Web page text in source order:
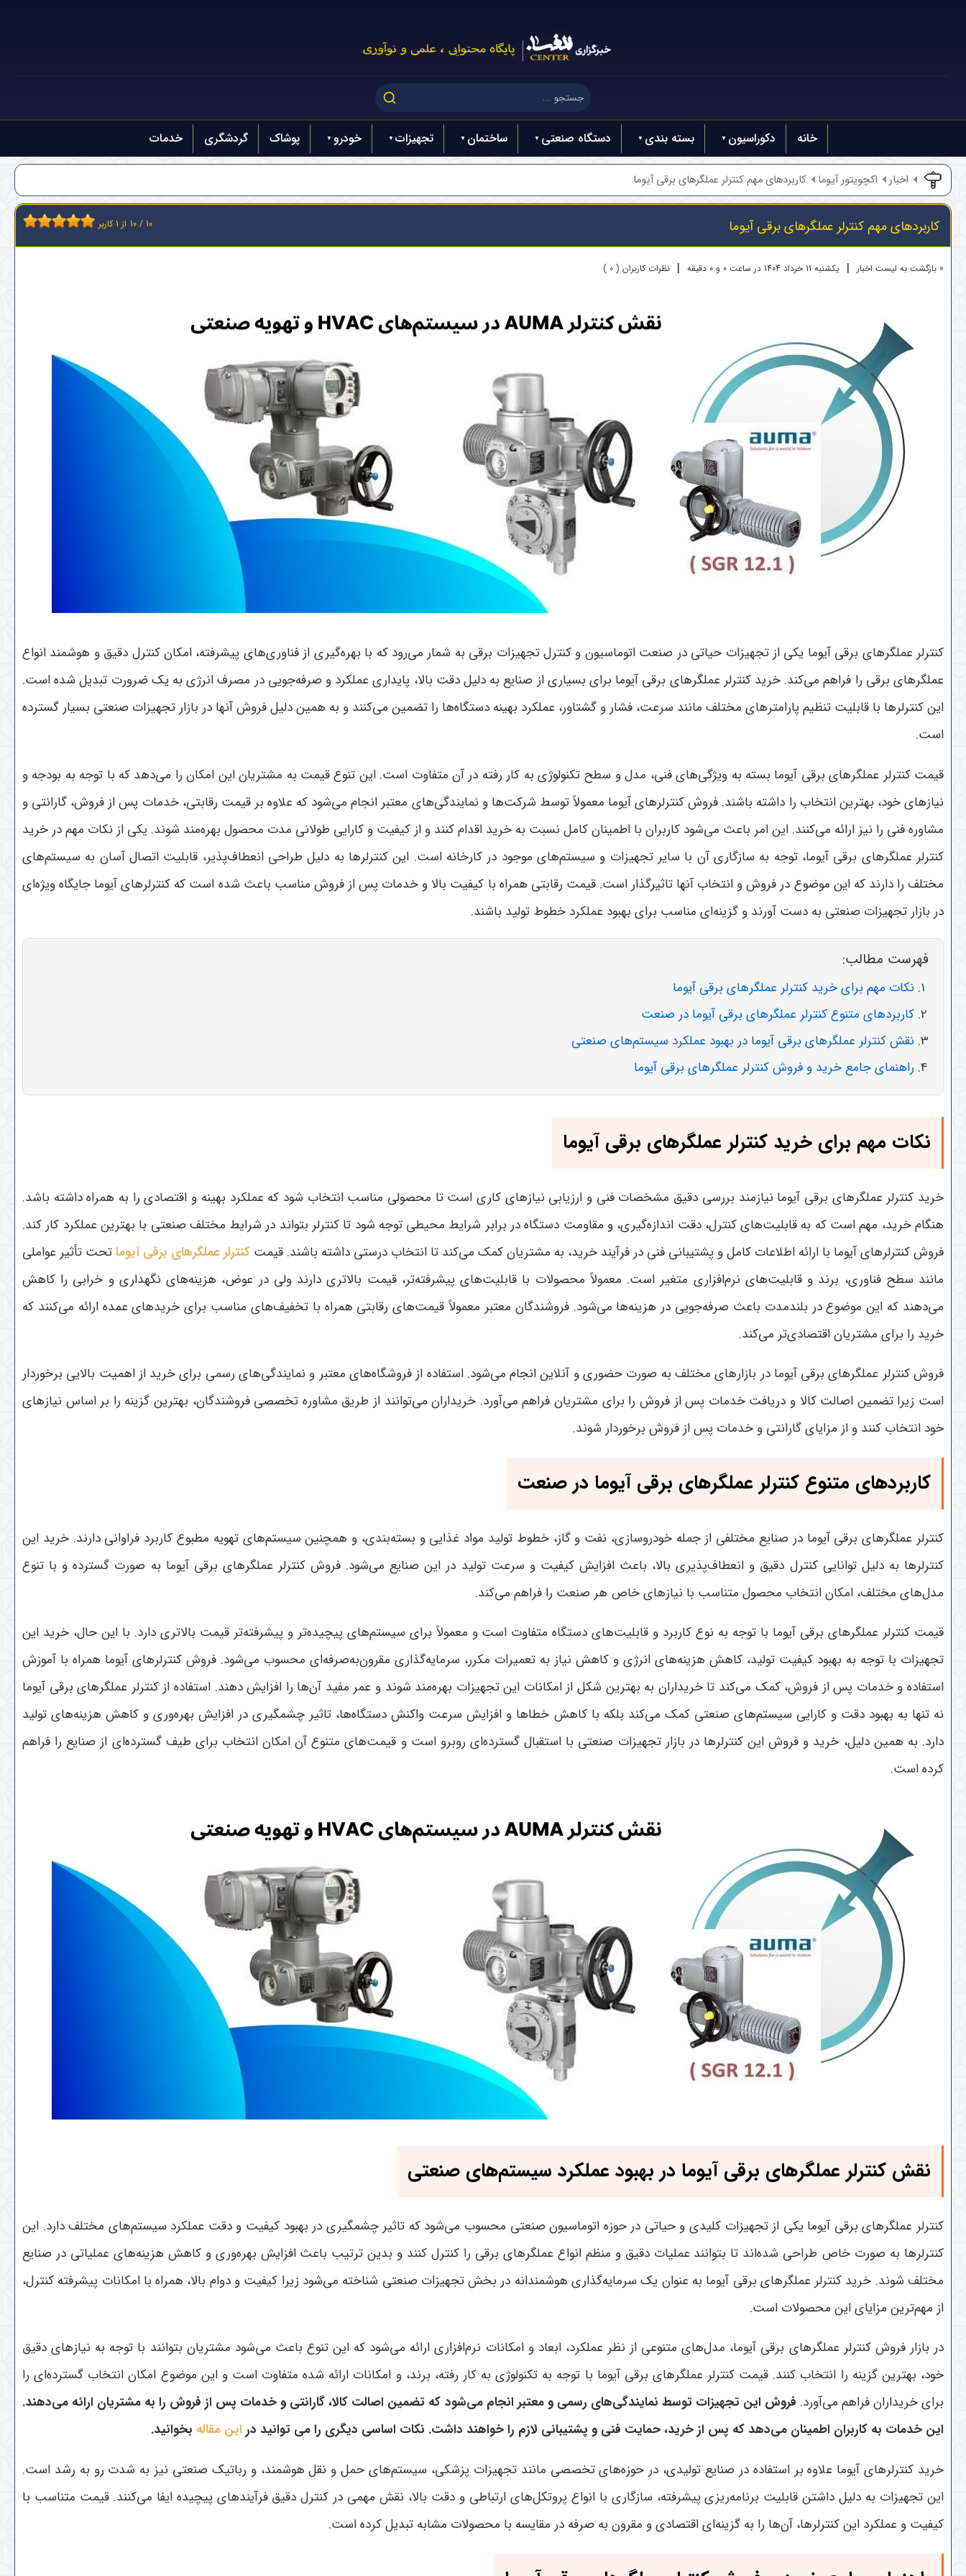
خانه دکوراسیون بسته بندی دستگاه صنعتی ساختمان تجهیزات خودرو پوشاک گردشگری خدمات
اخبار اکچویتور آیوما کاربردهای مهم کنترلر عملگرهای برقی آیوما
کاربردهای مهم کنترلر عملگرهای برقی آیوما 10 / 10 از 1کاربر
« بازگشت به لیست اخبار | یکشنبه 11 خرداد 1404 در ساعت 0 و 0 دقیقه | نظرات کاربران ( 0 )
کنترلر عملگرهای برقی آیوما یکی از تجهیزات حیاتی در صنعت اتوماسیون و کنترل تجهیزات برقی به شمار می‌رود که با بهره‌گیری از فناوری‌های پیشرفته، امکان کنترل دقیق و هوشمند انواع
عملگرهای برقی را فراهم می‌کند. خرید کنترلر عملگرهای برقی آیوما برای بسیاری از صنایع به دلیل دقت بالا، پایداری عملکرد و صرفه‌جویی در مصرف انرژی به یک ضرورت تبدیل شده است.
این کنترلرها با قابلیت تنظیم پارامترهای مختلف مانند سرعت، فشار و گشتاور، عملکرد بهینه دستگاه‌ها را تضمین می‌کنند و به همین دلیل فروش آنها در بازار تجهیزات صنعتی بسیار گسترده
است.
قیمت کنترلر عملگرهای برقی آیوما بسته به ویژگی‌های فنی، مدل و سطح تکنولوژی به کار رفته در آن متفاوت است. این تنوع قیمت به مشتریان این امکان را می‌دهد که با توجه به بودجه و
نیازهای خود، بهترین انتخاب را داشته باشند. فروش کنترلرهای آیوما معمولاً توسط شرکت‌ها و نمایندگی‌های معتبر انجام می‌شود که علاوه بر قیمت رقابتی، خدمات پس از فروش، گارانتی و
مشاوره فنی را نیز ارائه می‌کنند. این امر باعث می‌شود کاربران با اطمینان کامل نسبت به خرید اقدام کنند و از کیفیت و کارایی طولانی مدت محصول بهره‌مند شوند. یکی از نکات مهم در خرید
کنترلر عملگرهای برقی آیوما، توجه به سازگاری آن با سایر تجهیزات و سیستم‌های موجود در کارخانه است. این کنترلرها به دلیل طراحی انعطاف‌پذیر، قابلیت اتصال آسان به سیستم‌های
مختلف را دارند که این موضوع در فروش و انتخاب آنها تاثیرگذار است. قیمت رقابتی همراه با کیفیت بالا و خدمات پس از فروش مناسب باعث شده است که کنترلرهای آیوما جایگاه ویژه‌ای
در بازار تجهیزات صنعتی به دست آورند و گزینه‌ای مناسب برای بهبود عملکرد خطوط تولید باشند.
فهرست مطالب:
نکات مهم برای خرید کنترلر عملگرهای برقی آیوما
کاربردهای متنوع کنترلر عملگرهای برقی آیوما در صنعت
نقش کنترلر عملگرهای برقی آیوما در بهبود عملکرد سیستم‌های صنعتی
راهنمای جامع خرید و فروش کنترلر عملگرهای برقی آیوما
نکات مهم برای خرید کنترلر عملگرهای برقی آیوما
خرید کنترلر عملگرهای برقی آیوما نیازمند بررسی دقیق مشخصات فنی و ارزیابی نیازهای کاری است تا محصولی مناسب انتخاب شود که عملکرد بهینه و اقتصادی را به همراه داشته باشد.
هنگام خرید، مهم است که به قابلیت‌های کنترل، دقت اندازه‌گیری، و مقاومت دستگاه در برابر شرایط محیطی توجه شود تا کنترلر بتواند در شرایط مختلف صنعتی با بهترین عملکرد کار کند.
فروش کنترلرهای آیوما با ارائه اطلاعات کامل و پشتیبانی فنی در فرآیند خرید، به مشتریان کمک می‌کند تا انتخاب درستی داشته باشند. قیمت کنترلر عملگرهای برقی آیوماتحت تأثیر عواملی
مانند سطح فناوری، برند و قابلیت‌های نرم‌افزاری متغیر است. معمولاً محصولات با قابلیت‌های پیشرفته‌تر، قیمت بالاتری دارند ولی در عوض، هزینه‌های نگهداری و خرابی را کاهش
می‌دهند که این موضوع در بلندمدت باعث صرفه‌جویی در هزینه‌ها می‌شود. فروشندگان معتبر معمولاً قیمت‌های رقابتی همراه با تخفیف‌های مناسب برای خریدهای عمده ارائه می‌کنند که
خرید را برای مشتریان اقتصادی‌تر می‌کند.
فروش کنترلر عملگرهای برقی آیوما در بازارهای مختلف به صورت حضوری و آنلاین انجام می‌شود. استفاده از فروشگاه‌های معتبر و نمایندگی‌های رسمی برای خرید از اهمیت بالایی برخوردار
است زیرا تضمین اصالت کالا و دریافت خدمات پس از فروش را برای مشتریان فراهم می‌آورد. خریداران می‌توانند از طریق مشاوره تخصصی فروشندگان، بهترین گزینه را بر اساس نیازهای
خود انتخاب کنند و از مزایای گارانتی و خدمات پس از فروش برخوردار شوند.
کاربردهای متنوع کنترلر عملگرهای برقی آیوما در صنعت
کنترلر عملگرهای برقی آیوما در صنایع مختلفی از جمله خودروسازی، نفت و گاز، خطوط تولید مواد غذایی و بسته‌بندی، و همچنین سیستم‌های تهویه مطبوع کاربرد فراوانی دارند. خرید این
کنترلرها به دلیل توانایی کنترل دقیق و انعطاف‌پذیری بالا، باعث افزایش کیفیت و سرعت تولید در این صنایع می‌شود. فروش کنترلر عملگرهای برقی آیوما به صورت گسترده و با تنوع
مدل‌های مختلف، امکان انتخاب محصول متناسب با نیازهای خاص هر صنعت را فراهم می‌کند.
قیمت کنترلر عملگرهای برقی آیوما با توجه به نوع کاربرد و قابلیت‌های دستگاه متفاوت است و معمولاً برای سیستم‌های پیچیده‌تر و پیشرفته‌تر قیمت بالاتری دارد. با این حال، خرید این
تجهیزات با توجه به بهبود کیفیت تولید، کاهش هزینه‌های انرژی و کاهش نیاز به تعمیرات مکرر، سرمایه‌گذاری مقرون‌به‌صرفه‌ای محسوب می‌شود. فروش کنترلرهای آیوما همراه با آموزش
استفاده و خدمات پس از فروش، کمک می‌کند تا خریداران به بهترین شکل از امکانات این تجهیزات بهره‌مند شوند و عمر مفید آن‌ها را افزایش دهند. استفاده از کنترلر عملگرهای برقی آیوما
نه تنها به بهبود دقت و کارایی سیستم‌های صنعتی کمک می‌کند بلکه با کاهش خطاها و افزایش سرعت واکنش دستگاه‌ها، تاثیر چشمگیری در افزایش بهره‌وری و کاهش هزینه‌های تولید
دارد. به همین دلیل، خرید و فروش این کنترلرها در بازار تجهیزات صنعتی با استقبال گسترده‌ای روبرو است و قیمت‌های متنوع آن امکان انتخاب برای طیف گسترده‌ای از صنایع را فراهم
کرده است.
نقش کنترلر عملگرهای برقی آیوما در بهبود عملکرد سیستم‌های صنعتی
کنترلر عملگرهای برقی آیوما یکی از تجهیزات کلیدی و حیاتی در حوزه اتوماسیون صنعتی محسوب می‌شود که تاثیر چشمگیری در بهبود کیفیت و دقت عملکرد سیستم‌های مختلف دارد. این
کنترلرها به صورت خاص طراحی شده‌اند تا بتوانند عملیات دقیق و منظم انواع عملگرهای برقی را کنترل کنند و بدین ترتیب باعث افزایش بهره‌وری و کاهش هزینه‌های عملیاتی در صنایع
مختلف شوند. خرید کنترلر عملگرهای برقی آیوما به عنوان یک سرمایه‌گذاری هوشمندانه در بخش تجهیزات صنعتی شناخته می‌شود زیرا کیفیت و دوام بالا، همراه با امکانات پیشرفته کنترل،
از مهم‌ترین مزایای این محصولات است.
در بازار فروش کنترلر عملگرهای برقی آیوما، مدل‌های متنوعی از نظر عملکرد، ابعاد و امکانات نرم‌افزاری ارائه می‌شود که این تنوع باعث می‌شود مشتریان بتوانند با توجه به نیازهای دقیق
خود، بهترین گزینه را انتخاب کنند. قیمت کنترلر عملگرهای برقی آیوما با توجه به تکنولوژی به کار رفته، برند، و امکانات ارائه شده متفاوت است و این موضوع امکان انتخاب گسترده‌ای را
برای خریداران فراهم می‌آورد. فروش این تجهیزات توسط نمایندگی‌های رسمی و معتبر انجام می‌شود که تضمین اصالت کالا، گارانتی و خدمات پس از فروش را به مشتریان ارائه می‌دهند.
این خدمات به کاربران اطمینان می‌دهد که پس از خرید، حمایت فنی و پشتیبانی لازم را خواهند داشت. نکات اساسی دیگری را می توانید در این مقاله بخوانید.
خرید کنترلرهای آیوما علاوه بر استفاده در صنایع تولیدی، در حوزه‌های تخصصی مانند تجهیزات پزشکی، سیستم‌های حمل و نقل هوشمند، و رباتیک صنعتی نیز به شدت رو به رشد است.
این تجهیزات به دلیل داشتن قابلیت برنامه‌ریزی پیشرفته، سازگاری با انواع پروتکل‌های ارتباطی و دقت بالا، نقش مهمی در کنترل دقیق فرآیندهای پیچیده ایفا می‌کنند. قیمت متناسب با
کیفیت و عملکرد این کنترلرها، آن‌ها را به گزینه‌ای اقتصادی و مقرون به صرفه در مقایسه با محصولات مشابه تبدیل کرده است.